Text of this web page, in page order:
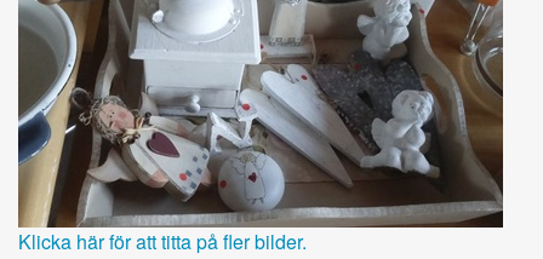
Klicka här för att titta på fler bilder.